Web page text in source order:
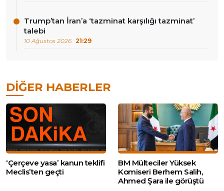
Trump’tan İran’a ‘tazminat karşılığı tazminat’
talebi
10 Ağustos 2026 21:29
DIĞER HABERLER
‘Çerçeve yasa’ kanun teklifi
Meclis’ten geçti
BM Mülteciler Yüksek
Komiseri Berhem Salih,
Ahmed Şara ile görüştü